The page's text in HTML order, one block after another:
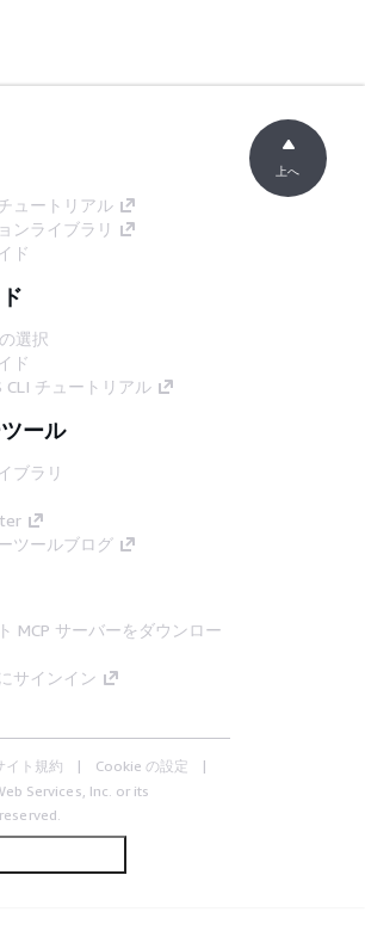
ュートリアル
ンライブラリ
ド
選択
ド
CLI チュートリアル
ール
ブラリ
ツールブログ
MCP サーバーをダウンロー
サインイン
イト規約
Cookie の設定
Services, Inc. or its
上へ